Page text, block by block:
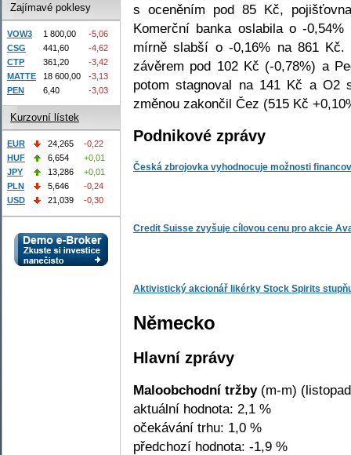
s oceněním pod 85 Kč,
Komerční banka oslabila o -
mírně slabší o -0,16% na 861
závěrem pod 102 Kč (-0,78%) a
potom stagnoval na 141 Kč a O2
změnou zakončil Čez (515 Kč
Podnikové zprávy
Česká zbrojovka vyhodnocuje možnosti
Credit Suisse zvyšuje cílovou cenu pro akcie
Aktivistický akcionář likérky Stock Spirits
Německo
Hlavní zprávy
Maloobchodní tržby(m-m)
aktuální hodnota: 2,1 %
očekávání trhu: 1,0 %
předchozí hodnota: -1,9 %
Zajímavé poklesy
VOW3 1 800,00
-5,06
CSG
441,60
-4,62
CTP
361,20
-3,42
MATTE
18 600,00
-3,13
PEN
6,40 -3,03
Kurzovní lístek
EUR 24,265
-0,22
HUF
6,654
+0,01
JPY
13,286
+0,01
PLN
5,646
-0,24
USD
21,039 -0,30